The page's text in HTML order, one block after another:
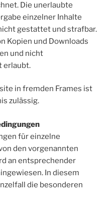
Die unerlaubte
einzelner Inhalte
gestattet und strafbar.
Kopien und Downloads
und nicht
erlaubt.
in fremden Frames ist
zulässig.
für einzelne
den vorgenannten
an entsprechender
In diesem
die besonderen